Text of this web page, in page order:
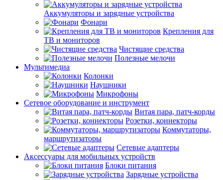
Аккумуляторы и зарядные устройства
Фонари
Крепления для
ТВ и мониторов
Чистящие средства
Полезные мелочи
Мультимедиа
Колонки
Наушники
Микрофоны
Сетевое оборудование и инструмент
Витая пара, патч-корды
Розетки, коннекторы
Коммутаторы,
маршрутизаторы
Сетевые адаптеры
Аксессуары для мобильных устройств
Блоки питания
Зарядные устройства